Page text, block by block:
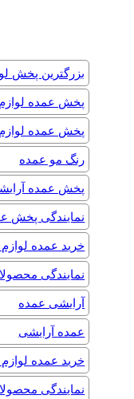
بزرگترین پخش
پخش عمده لوازم
پخش عمده لوازم
رنگ مو عمده
پخش عمده
نمایندگی پخش
خرید عمده
نمایندگی
آرایشی عمده
عمده آرایشی
خرید عمده
نمایندگی